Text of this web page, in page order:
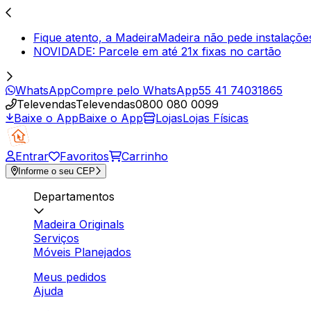
Fique atento, a MadeiraMadeira não pede
NOVIDADE: Parcele em até 21x fixas no cartão
WhatsAppCompre pelo WhatsApp55 41 74031865
TelevendasTelevendas0800 080 0099
Baixe o AppBaixe o App LojasLojas Físicas
Entrar Favoritos Carrinho
Informe o seu CEP
Departamentos
Madeira Originals
Serviços
Móveis Planejados
Meus pedidos
Ajuda